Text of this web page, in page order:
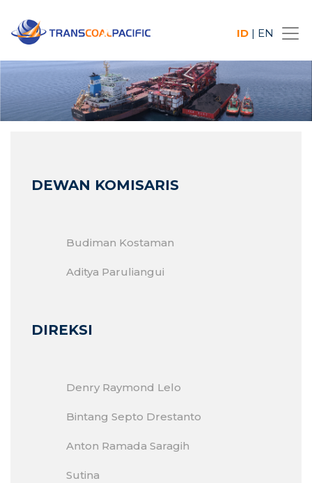
ID | EN
DEWAN KOMISARIS
Budiman Kostaman
Aditya Paruliangui
DIREKSI
Denry Raymond Lelo
Bintang Septo Drestanto
Anton Ramada Saragih
Sutina